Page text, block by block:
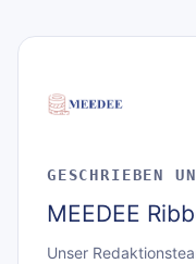
GESCHRIEBEN
MEEDEE
Unser